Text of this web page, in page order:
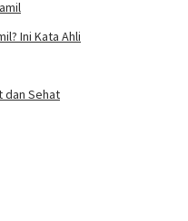
Ini Kata Ahli
dan Sehat